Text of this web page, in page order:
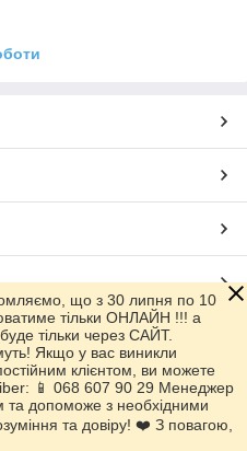
Prom.ua
що з 30 липня по 10
тільки ОНЛАЙН !!! а
тільки через САЙТ.
Якщо у вас виникли
клієнтом, ви можете
📱 068 607 90 29 Менеджер
та допоможе з необхідними
та довіру! ❤️ З повагою,